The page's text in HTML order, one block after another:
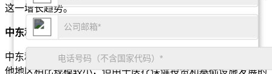
这一增长趋势。
中东和非洲
中东和非洲地区约占全球药械组合产品市场的5%。虽然与其
他地区相比规模较小，但由于医疗保健投资和基础设施发展的